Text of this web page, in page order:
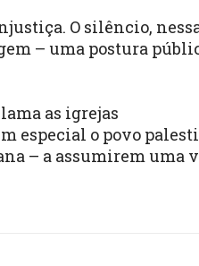
O silêncio,
– uma postura
as igrejas
especial o povo
– a assumirem uma